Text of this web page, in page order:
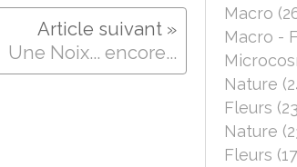
Une Noix... encore...
Macro
Macro -
Nature
Fleurs
Nature
Fleurs